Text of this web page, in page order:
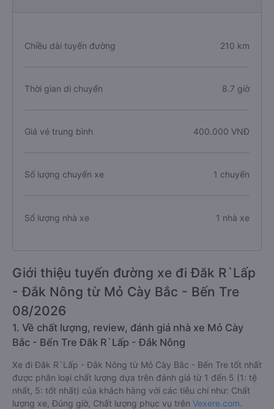
Chiều dài tuyến đường 210 km
Thời gian di chuyển 8.7 giờ
Giá vé trung bình 400.000 VNĐ
Số lượng chuyến xe 1 chuyến
Số lượng nhà xe 1 nhà xe
Giới thiệu tuyến đường xe đi Đăk R`Lấp
- Đắk Nông từ Mỏ Cày Bắc - Bến Tre
08/2026
1. Về chất lượng, review, đánh giá nhà xe Mỏ Cày
Bắc - Bến Tre Đăk R`Lấp - Đắk Nông
Xe đi Đăk R`Lấp - Đắk Nông từ Mỏ Cày Bắc - Bến Tre tốt nhất
được phân loại chất lượng dựa trên đánh giá từ 1 đến 5 (1: tệ
nhất, 5: tốt nhất) của khách hàng với các tiêu chí như: Chất
lượng xe, Đúng giờ, Chất lượng phục vụ trên Vexere.com.